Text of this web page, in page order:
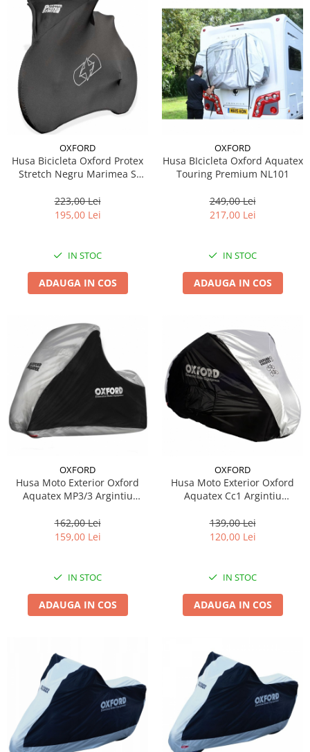
OXFORD
Husa Bicicleta Oxford Protex
Stretch Negru Marimea S
223,00 Lei
195,00 Lei
IN STOC
ADAUGA IN COS
OXFORD
Husa BIcicleta Oxford Aquatex
Touring Premium NL101
249,00 Lei
217,00 Lei
IN STOC
ADAUGA IN COS
OXFORD
Husa Moto Exterior Oxford
Aquatex MP3/3 Argintiu
162,00 Lei
159,00 Lei
IN STOC
ADAUGA IN COS
OXFORD
Husa Moto Exterior Oxford
Aquatex Cc1 Argintiu
139,00 Lei
120,00 Lei
IN STOC
ADAUGA IN COS